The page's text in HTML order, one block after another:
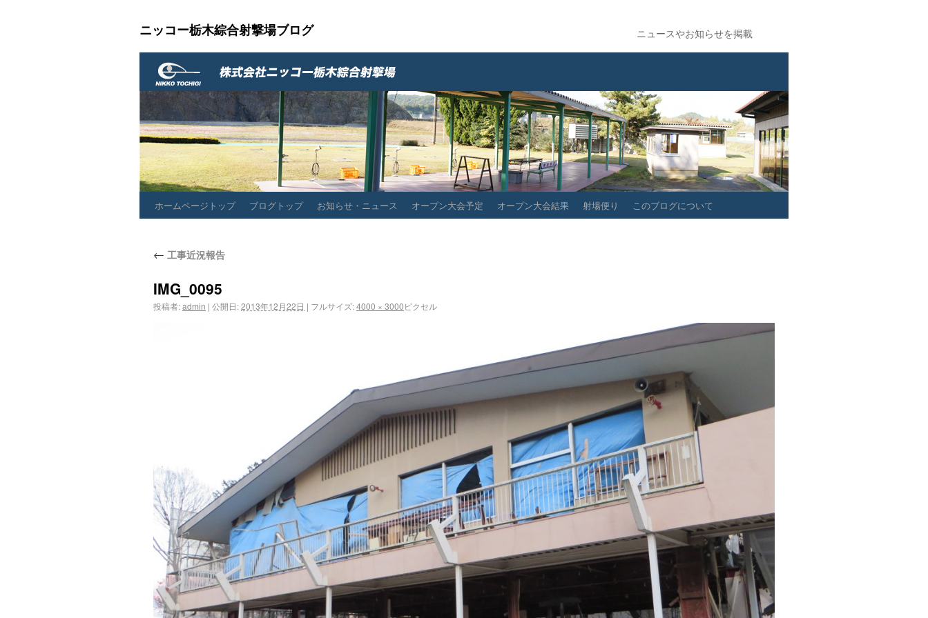
ニッコー栃木綜合射撃場ブログ ニュースやお知らせを掲載
ホームページトップ ブログトップ お知らせ・ニュース オープン大会予定 オープン大会結果 射場便り このブログについて
← 工事近況報告
IMG_0095
投稿者:admin | 公開日:2013年12月22日 | フルサイズ:4000 × 3000ピクセル